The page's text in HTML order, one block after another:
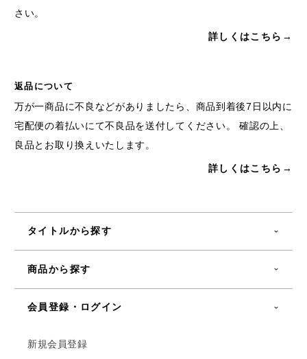
さい。
詳しくはこちら→
返品について
万が一商品に不良などがありましたら、商品到着後7日以内に
宅配便の着払いにて不良品を送付してください。 確認の上、
良品とお取り換えいたします。
詳しくはこちら→
タイトルから探す
商品から探す
会員登録・ログイン
新規会員登録